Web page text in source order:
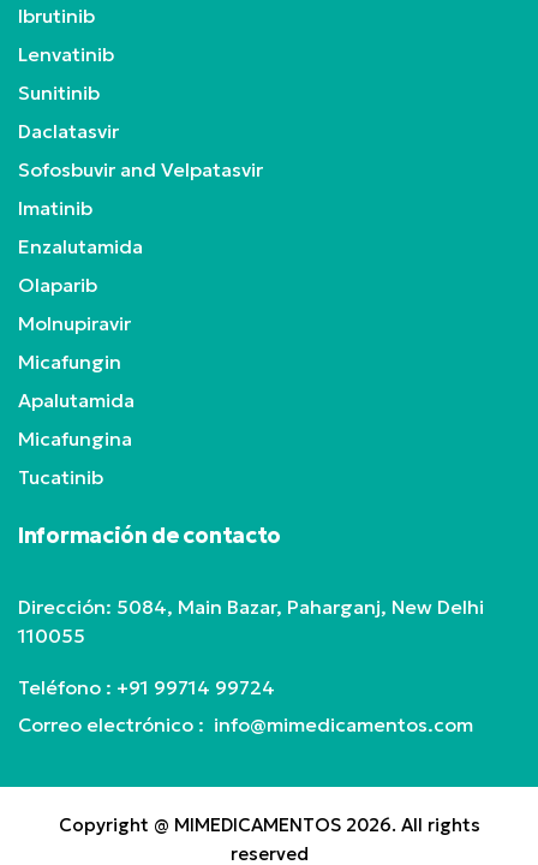
Ibrutinib
Lenvatinib
Sunitinib
Daclatasvir
Sofosbuvir and Velpatasvir
Imatinib
Enzalutamida
Olaparib
Molnupiravir
Micafungin
Apalutamida
Micafungina
Tucatinib
Información de contacto
Dirección: 5084, Main Bazar, Paharganj, New Delhi
110055
Teléfono : +91 99714 99724
Correo electrónico : info@mimedicamentos.com
Copyright @ MIMEDICAMENTOS 2026. All rights
reserved